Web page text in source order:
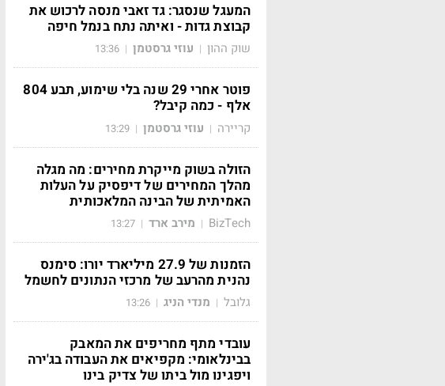
המעגל שנסגר: גד זאבי מנסה לרכוש את
קבוצת גדות - ואיתה נתח בנמל חיפה
שוק ההון | עוזי גרסטמן |
13:36
פוטר אחרי 29 שנה בלי שימוע, תבע 804
אלף - כמה קיבל?
קריירה | עוזי גרסטמן |
13:29
הזולה בשוק מייקרת מחירים: מה מגלה
מהלך המחירים של דיפסיק על העלות
האמיתית של הבינה המלאכותית
BizTech
| מירב ארד |
13:27
הזמנות של 27.9 מיליארד יורו: סימנס
נהנית מהרעב של מרכזי הנתונים לחשמל
גלובל | מנדי הניג |
13:26
עובדי מתף מחריפים את המאבק
בבינלאומי: מקפיאים את העבודה בג'ירה
ויפגינו מול ביתו של צדיק בינו